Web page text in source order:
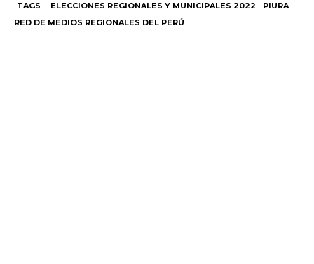
TAGS ELECCIONES REGIONALES Y MUNICIPALES 2022
PIURA
RED DE MEDIOS REGIONALES DEL PERÚ